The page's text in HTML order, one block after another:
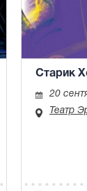
Старик
20
Театр